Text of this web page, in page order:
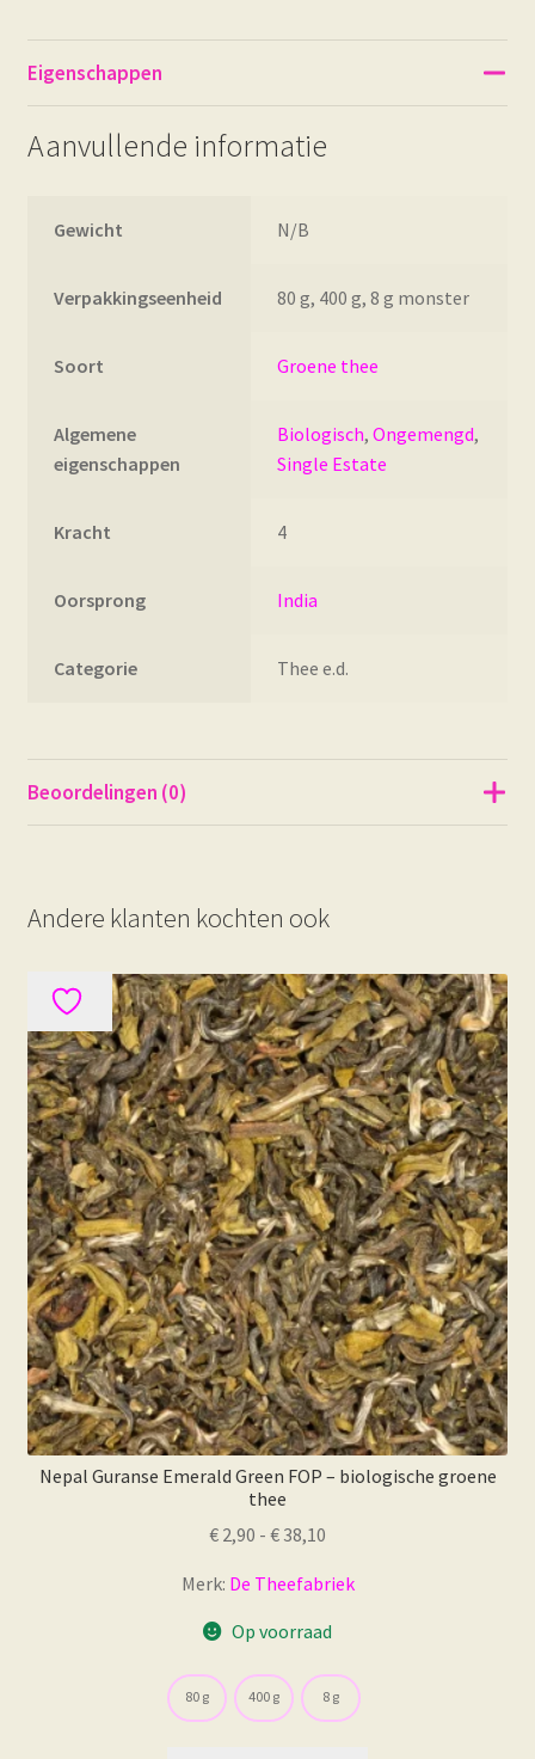
Eigenschappen
Aanvullende informatie
Gewicht N/B
Verpakkingseenheid 80 g, 400 g, 8 g monster
Soort Groene thee
Algemene
eigenschappen
Biologisch,Ongemengd,
Single Estate
Kracht 4
Oorsprong India
Categorie Thee e.d.
Beoordelingen (0)
Andere klanten kochten ook
Nepal Guranse Emerald Green FOP – biologische groene
thee
€ 2,90 - € 38,10
tot
€ 38,10
Merk: De Theefabriek
Op voorraad
80 g 400 g 8 g